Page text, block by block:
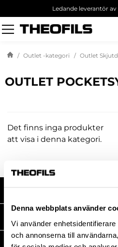
Denna webbplats använder
Vi använder
och annonserna till
Ledande leverantör av
Sök
produkt
Outlet -kategori Outlet
OUTLET
Det finns inga produkter
att visa i denna kategori.
THEOFILS